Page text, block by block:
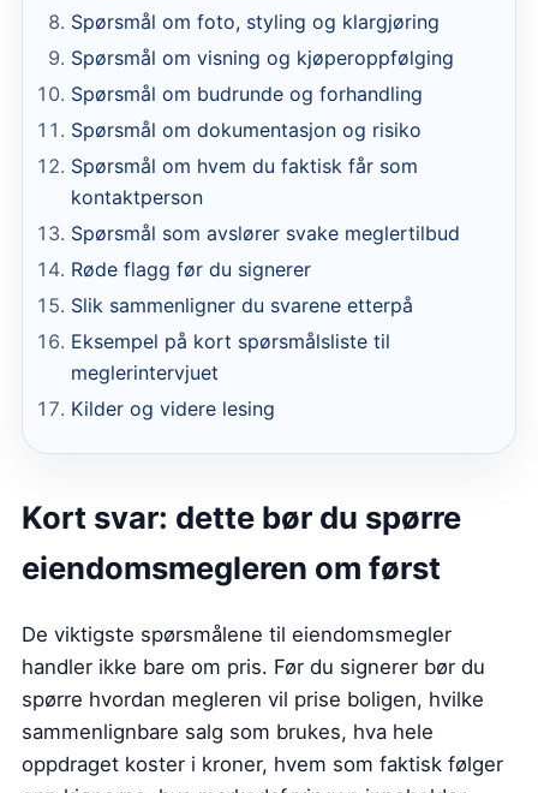
Spørsmål om foto, styling og klargjøring
Spørsmål om visning og kjøperoppfølging
Spørsmål om budrunde og forhandling
Spørsmål om dokumentasjon og risiko
Spørsmål om hvem du faktisk får som
kontaktperson
Spørsmål som avslører svake meglertilbud
Røde flagg før du signerer
Slik sammenligner du svarene etterpå
Eksempel på kort spørsmålsliste til
meglerintervjuet
Kilder og videre lesing
Kort svar: dette bør du spørre
eiendomsmegleren om først
De viktigste spørsmålene til eiendomsmegler
handler ikke bare om pris. Før du signerer bør du
spørre hvordan megleren vil prise boligen, hvilke
sammenlignbare salg som brukes, hva hele
oppdraget koster i kroner, hvem som faktisk følger